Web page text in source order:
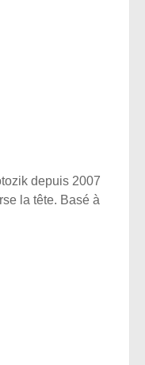
depuis 2007
la tête. Basé à